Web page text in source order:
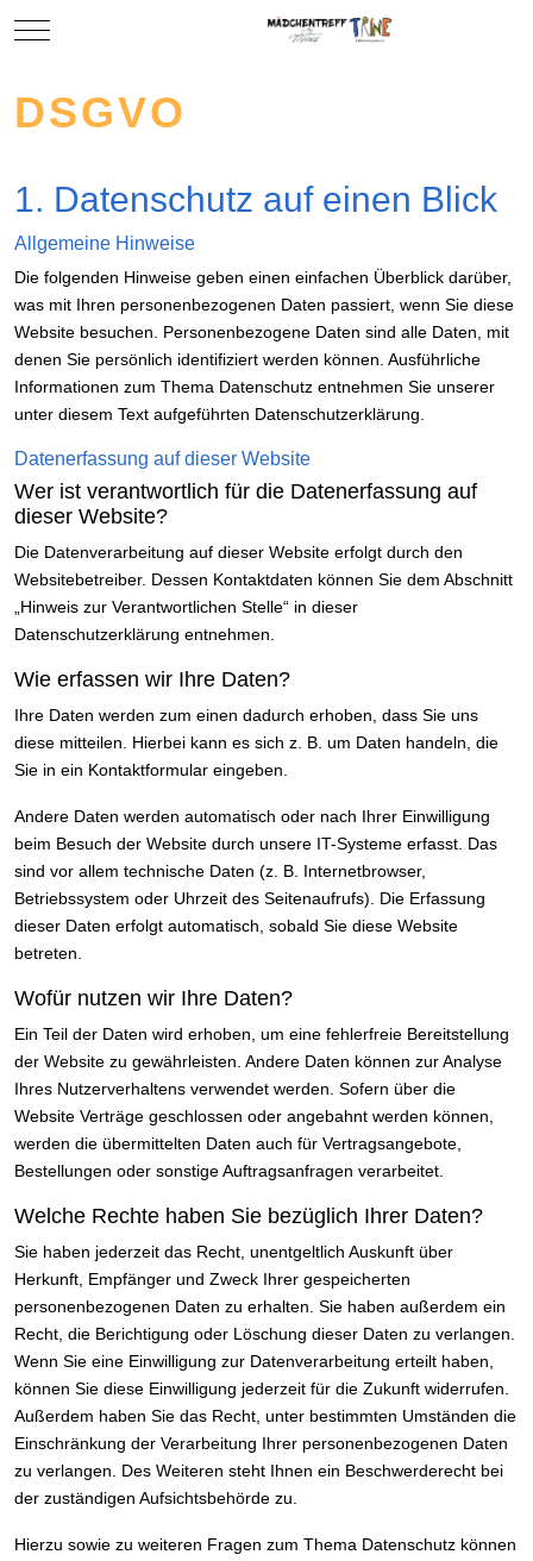
Mobile Menu Toggle
DSGVO
1. Datenschutz auf einen Blick
Allgemeine Hinweise
Die folgenden Hinweise geben einen einfachen Überblick darüber,
was mit Ihren personenbezogenen Daten passiert, wenn Sie diese
Website besuchen. Personenbezogene Daten sind alle Daten, mit
denen Sie persönlich identifiziert werden können. Ausführliche
Informationen zum Thema Datenschutz entnehmen Sie unserer
unter diesem Text aufgeführten Datenschutzerklärung.
Datenerfassung auf dieser Website
Wer ist verantwortlich für die Datenerfassung auf
dieser Website?
Die Datenverarbeitung auf dieser Website erfolgt durch den
Websitebetreiber. Dessen Kontaktdaten können Sie dem Abschnitt
„Hinweis zur Verantwortlichen Stelle“ in dieser
Datenschutzerklärung entnehmen.
Wie erfassen wir Ihre Daten?
Ihre Daten werden zum einen dadurch erhoben, dass Sie uns
diese mitteilen. Hierbei kann es sich z. B. um Daten handeln, die
Sie in ein Kontaktformular eingeben.
Andere Daten werden automatisch oder nach Ihrer Einwilligung
beim Besuch der Website durch unsere IT-Systeme erfasst. Das
sind vor allem technische Daten (z. B. Internetbrowser,
Betriebssystem oder Uhrzeit des Seitenaufrufs). Die Erfassung
dieser Daten erfolgt automatisch, sobald Sie diese Website
betreten.
Wofür nutzen wir Ihre Daten?
Ein Teil der Daten wird erhoben, um eine fehlerfreie Bereitstellung
der Website zu gewährleisten. Andere Daten können zur Analyse
Ihres Nutzerverhaltens verwendet werden. Sofern über die
Website Verträge geschlossen oder angebahnt werden können,
werden die übermittelten Daten auch für Vertragsangebote,
Bestellungen oder sonstige Auftragsanfragen verarbeitet.
Welche Rechte haben Sie bezüglich Ihrer Daten?
Sie haben jederzeit das Recht, unentgeltlich Auskunft über
Herkunft, Empfänger und Zweck Ihrer gespeicherten
personenbezogenen Daten zu erhalten. Sie haben außerdem ein
Recht, die Berichtigung oder Löschung dieser Daten zu verlangen.
Wenn Sie eine Einwilligung zur Datenverarbeitung erteilt haben,
können Sie diese Einwilligung jederzeit für die Zukunft widerrufen.
Außerdem haben Sie das Recht, unter bestimmten Umständen die
Einschränkung der Verarbeitung Ihrer personenbezogenen Daten
zu verlangen. Des Weiteren steht Ihnen ein Beschwerderecht bei
der zuständigen Aufsichtsbehörde zu.
Hierzu sowie zu weiteren Fragen zum Thema Datenschutz können